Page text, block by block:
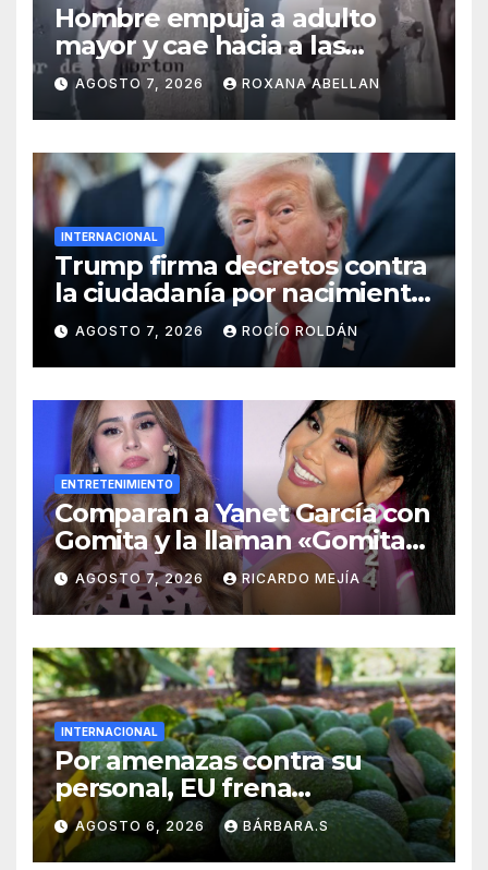
Hombre empuja a adulto
mayor y cae hacia a las
ruedas de tráiler en
Monterrey
AGOSTO 7, 2026 ROXANA ABELLAN
INTERNACIONAL
Trump firma decretos contra
la ciudadanía por nacimiento
y el ‘turismo de maternidad’
AGOSTO 7, 2026 ROCÍO ROLDÁN
ENTRETENIMIENTO
Comparan a Yanet García con
Gomita y la llaman «Gomita
Premium»
AGOSTO 7, 2026 RICARDO MEJÍA
INTERNACIONAL
Por amenazas contra su
personal, EU frena
exportación de aguacate
AGOSTO 6, 2026 BÁRBARA.S